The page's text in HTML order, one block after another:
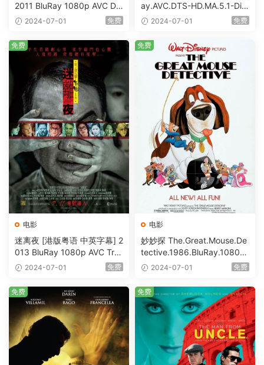
2011 BluRay 1080p AVC DT
S-HD MA5.1-shhaclm@CHD
2024-07-01 免费
ay.AVC.DTS-HD.MA.5.1-DiY
@HDHome [BDISO 19.7GB]
2024-07-01 免费
电影
迷离夜 [港版粤语 中英字幕] 2
013 BluRay 1080p AVC Tru
eHD5.1 [BDISO 22.64GB]
2024-07-01 免费
免费
电影
妙妙探 The.Great.Mouse.De
tective.1986.BluRay.1080p.
AVC.DTS-HD.MA.5.1-HDHo
2024-07-01 免费
免费
免费 免费